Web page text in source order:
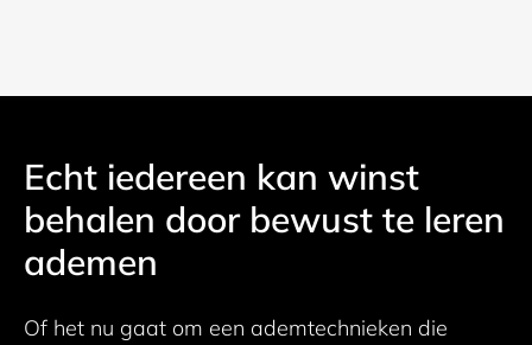
Echt iedereen kan winst
behalen door bewust te leren
ademen
Of het nu gaat om een ademtechnieken die